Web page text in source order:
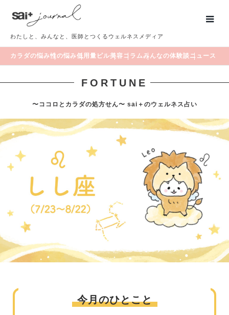
わたしと、みんなと、医師とつくるウェルネスメディア
カラダの悩み性の悩み低用量ピル美容 コラムみんなの体験談ニュース
FORTUNE
〜ココロとカラダの処方せん〜 sai＋のウェルネス占い
今月のひとこと